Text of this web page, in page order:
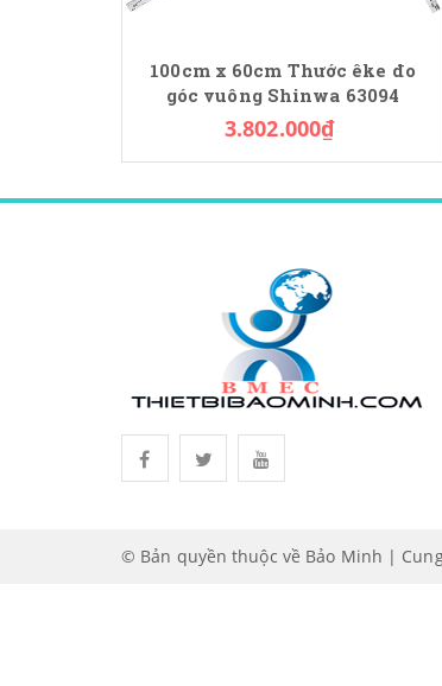
100cm x 60cm Thước êke đo
góc vuông Shinwa 63094
3.802.000₫
© Bản quyền thuộc về Bảo Minh |